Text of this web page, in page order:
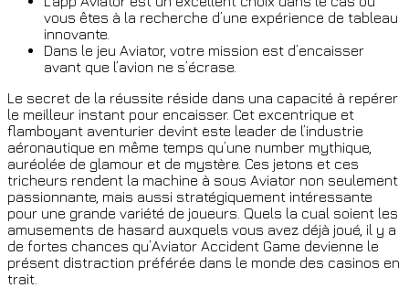
vous êtes à la recherche d’une expérience de tableau
innovante.
Dans le jeu Aviator, votre mission est d’encaisser
avant que l’avion ne s’écrase.
Le secret de la réussite réside dans una capacité à repérer
le meilleur instant pour encaisser. Cet excentrique et
flamboyant aventurier devint este leader de l’industrie
aéronautique en même temps qu’une number mythique,
auréolée de glamour et de mystère. Ces jetons et ces
tricheurs rendent la machine à sous Aviator non seulement
passionnante, mais aussi stratégiquement intéressante
pour une grande variété de joueurs. Quels la cual soient les
amusements de hasard auxquels vous avez déjà joué, il y a
de fortes chances qu’Aviator Accident Game devienne le
présent distraction préférée dans le monde des casinos en
trait.